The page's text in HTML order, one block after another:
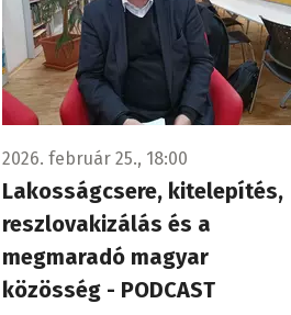
2026. február 25., 18:00
Lakosságcsere, kitelepítés,
reszlovakizálás és a
megmaradó magyar
közösség - PODCAST